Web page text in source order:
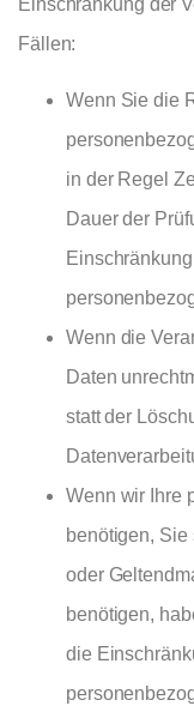
Einschränkung der
Fällen:
Wenn Sie die
in der Regel
Dauer der
Wenn die
Daten
statt der
Wenn wir Ihre
benötigen, Sie
oder
benötigen,
die